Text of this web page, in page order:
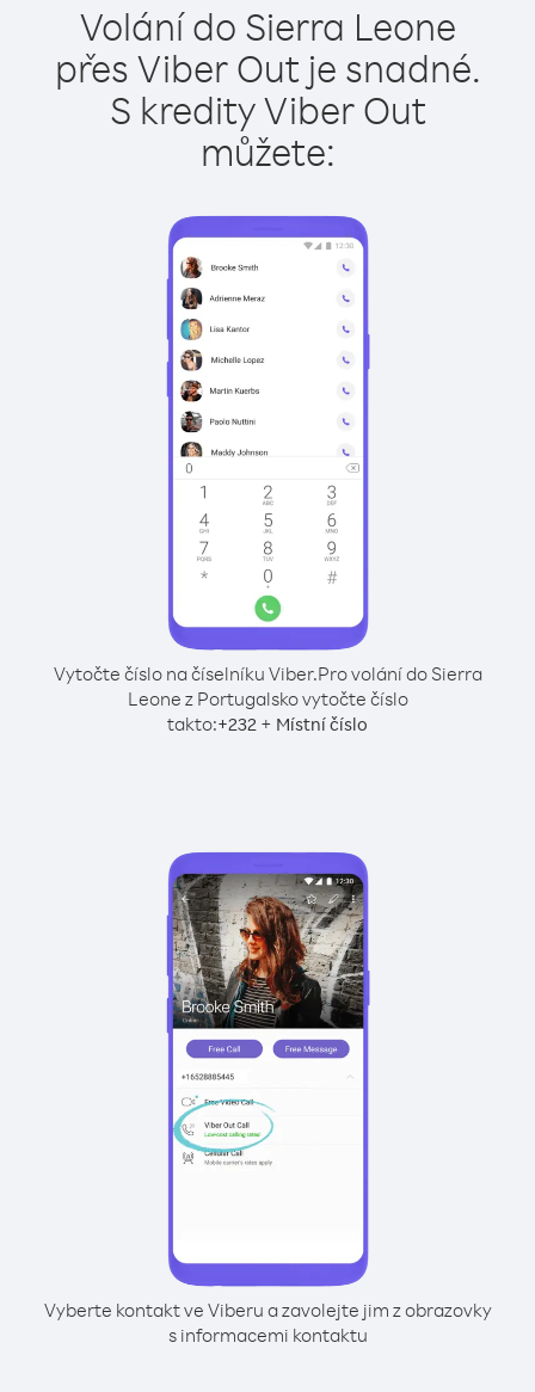
Volání do Sierra Leone
přes Viber Out je snadné.
S kredity Viber Out
můžete:
Vytočte číslo na číselníku Viber.Pro volání do Sierra
Leone z Portugalsko vytočte číslo
takto:+232 + Místní číslo
Vyberte kontakt ve Viberu a zavolejte jim z obrazovky
s informacemi kontaktu